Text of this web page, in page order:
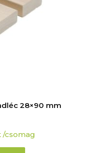
28×90 mm
/csomag